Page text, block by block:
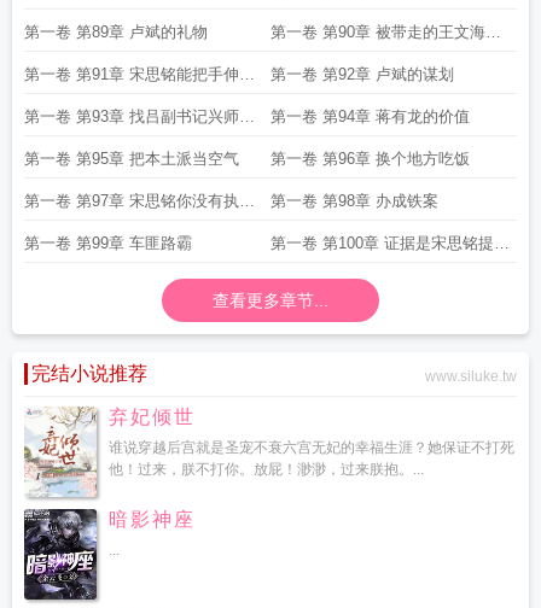
第一卷 第89章 卢斌的礼物 第一卷 第90章 被带走的王文海卢
斌
第一卷 第91章 宋思铭能把手伸到
青山以外
第一卷 第92章 卢斌的谋划
第一卷 第93章 找吕副书记兴师问
罪
第一卷 第94章 蒋有龙的价值
第一卷 第95章 把本土派当空气 第一卷 第96章 换个地方吃饭
第一卷 第97章 宋思铭你没有执法
权
第一卷 第98章 办成铁案
第一卷 第99章 车匪路霸 第一卷 第100章 证据是宋思铭提供
的
查看更多章节...
完结小说推荐 www.siluke.tw
弃妃倾世
谁说穿越后宫就是圣宠不衰六宫无妃的幸福生涯？她保证不打死
他！过来，朕不打你。放屁！渺渺，过来朕抱。...
暗影神座
...